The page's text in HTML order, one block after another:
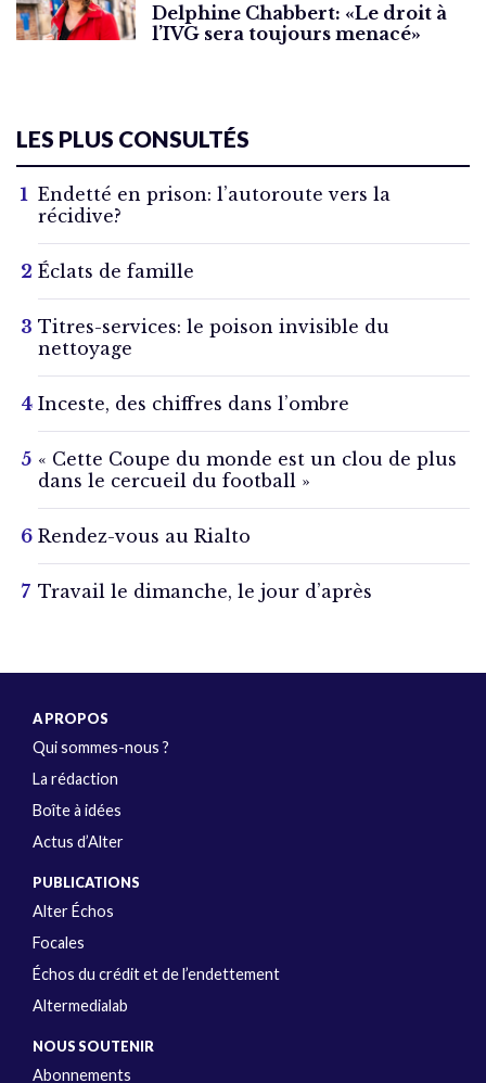
Delphine Chabbert: «Le droit à
l’IVG sera toujours menacé»
LES PLUS CONSULTÉS
Endetté en prison: l’autoroute vers la
récidive?
Éclats de famille
Titres-services: le poison invisible du
nettoyage
Inceste, des chiffres dans l’ombre
« Cette Coupe du monde est un clou de plus
dans le cercueil du football »
Rendez-vous au Rialto
Travail le dimanche, le jour d’après
A PROPOS
Qui sommes-nous ?
La rédaction
Boîte à idées
Actus d’Alter
PUBLICATIONS
Alter Échos
Focales
Échos du crédit et de l’endettement
Altermedialab
NOUS SOUTENIR
Abonnements